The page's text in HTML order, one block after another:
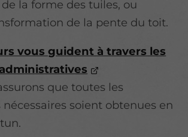
la forme des tuiles, ou
de la pente du toit.
vous guident à travers les
que toutes les
soient obtenues en